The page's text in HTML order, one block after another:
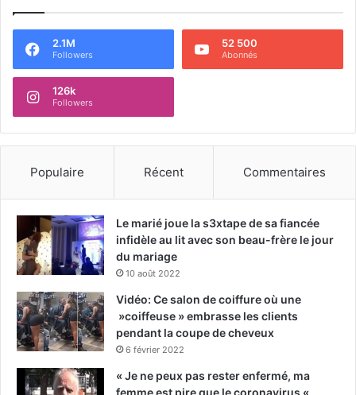
2.1M
Followers
52 500
Abonnés
126k
Followers
Populaire Récent Commentaires
Le marié joue la s3xtape de sa fiancée
infidèle au lit avec son beau-frère le jour
du mariage
10 août 2022
Vidéo: Ce salon de coiffure où une
»coiffeuse » embrasse les clients
pendant la coupe de cheveux
6 février 2022
« Je ne peux pas rester enfermé, ma
femme est pire que le coronavirus « ,